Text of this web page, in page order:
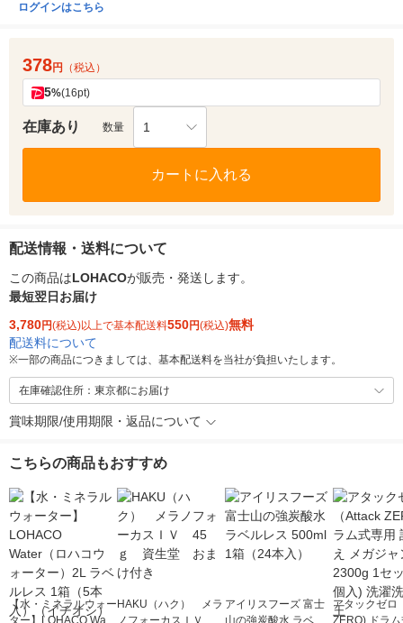
ログインはこちら
378円 （税込）
5%(16pt)
在庫あり 数量 1
カートに入れる
配送情報・送料について
この商品はLOHACOが販売・発送します。
最短翌日お届け
3,780円(税込)以上で基本配送料550円(税込)無料
配送料について
※一部の商品につきましては、基本配送料を当社が負担いたします。
在庫確認住所：東京都にお届け
賞味期限/使用期限・返品について
こちらの商品もおすすめ
【水・ミネラルウォー HAKU（ハク） メラ アイリスフーズ 富士
アタックゼロ